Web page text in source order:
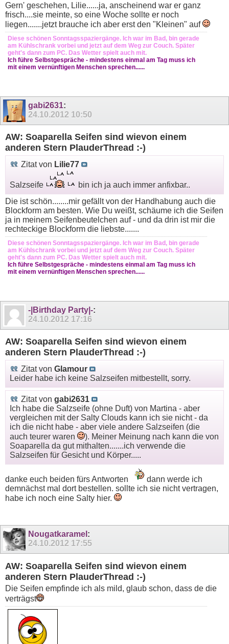
Gern' geschehen, Lilie......ja, anscheinend war er ganz
frisch....sie meinte, so eine Woche sollte er noch
liegen.......jetzt brauche ich aber erst den "Kleinen" auf
Diese schönen Sonntagsspaziergänge. Ich war im Bad, bin gerade
am Kühlschrank vorbei und jetzt auf dem Weg zur Couch. Später
geht's dann zum PC. Das Wetter spielt auch mit.
Ich führe Selbstgespräche - mindestens einmal am Tag muss ich
mit einem vernünftigen Menschen sprechen......
gabi2631:
24.10.2012 10:50
AW: Soaparella Seifen sind wievon einem
anderen Stern PlauderThread :-)
Zitat von Lilie77
Salzseife
bin ich ja auch immer anfixbar..
Die ist schön........mir gefällt von der Handhabung auch die
Blockform am besten. Wie Du weißt, schäume ich die Seifen
ja in meinem Seifenbeutelchen auf - und da drin ist mir die
rechteckige Blockform die liebste.......
Diese schönen Sonntagsspaziergänge. Ich war im Bad, bin gerade
am Kühlschrank vorbei und jetzt auf dem Weg zur Couch. Später
geht's dann zum PC. Das Wetter spielt auch mit.
Ich führe Selbstgespräche - mindestens einmal am Tag muss ich
mit einem vernünftigen Menschen sprechen......
-|Birthday Party|-:
24.10.2012 17:16
AW: Soaparella Seifen sind wievon einem
anderen Stern PlauderThread :-)
Zitat von Glamour
Leider habe ich keine Salzseifen mitbestellt, sorry.
Zitat von gabi2631
Ich habe die Salzseife (ohne Duft) von Martina - aber
vergleichen mit der Salty Clouds kann ich sie nicht - da
ich die nicht habe - aber viele andere Salzseifen (die
auch teurer waren
). Meiner Meinung nach kann die von
Soaparella da gut mithalten.......ich verwende die
Salzseifen für Gesicht und Körper.....
danke euch beiden fürs Antworten
dann werde ich
demnächst mal dort bestellen. sollte ich sie nicht vertragen,
habe ich noch eine Salty hier.
Nougatkaramel :
24.10.2012 17:55
AW: Soaparella Seifen sind wievon einem
anderen Stern PlauderThread :-)
Die Seifen empfinde ich als mild, glaub schon, dass de die
verträgst